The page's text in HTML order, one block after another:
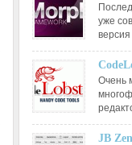
уже
Очень
JB